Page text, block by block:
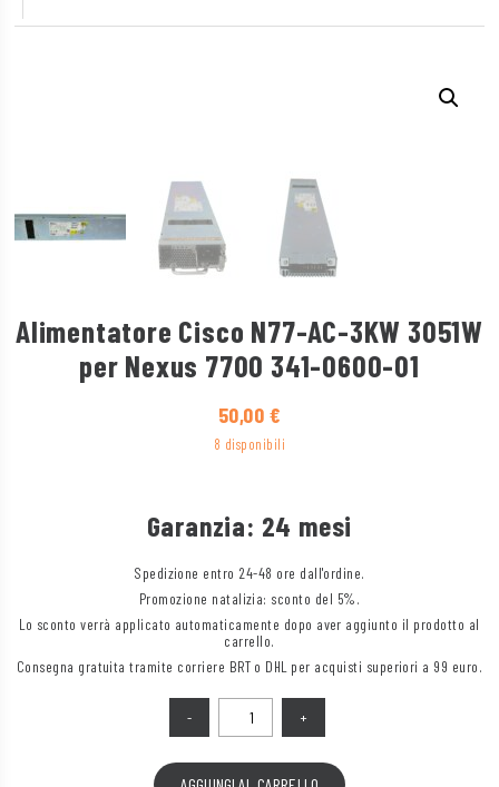
Alimentatore Cisco N77-AC-3KW 3051W
per Nexus 7700 341-0600-01
50,00 €
8 disponibili
Garanzia: 24 mesi
Spedizione entro 24-48 ore dall'ordine.
Promozione natalizia: sconto del 5%.
Lo sconto verrà applicato automaticamente dopo aver aggiunto il prodotto al
carrello.
Consegna gratuita tramite corriere BRT o DHL per acquisti superiori a 99 euro.